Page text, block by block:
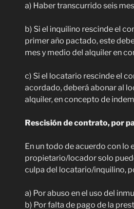
a) Haber transcurrido seis
b) Si el inquilino rescinde el
primer año pactado, este
mes y medio del alquiler en
c) Si el locatario rescinde el
acordado, deberá abonar al
alquiler, en concepto de
Rescisión de contrato, por
En un todo de acuerdo con lo
propietario/locador solo
culpa del locatario/inquilino,
a) Por abuso en el uso del
b) Por falta de pago de la